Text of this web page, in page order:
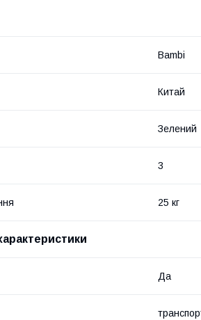
Bambi
Китай
Зелений
3
25 кг
Да